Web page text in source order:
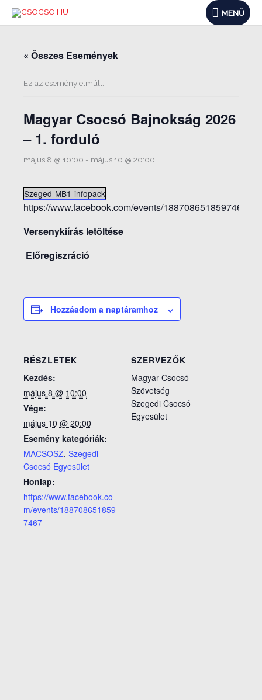
MENÜ
MENÜ
« Összes Események
Ez az esemény elmúlt.
Magyar Csocsó Bajnokság 2026
– 1. forduló
május 8 @ 10:00 - május 10 @ 20:00
Szeged-MB1-infopack
https://www.facebook.com/events/1887086518597467
Versenykiírás letöltése
Előregiszráció
Hozzáadom a naptáramhoz
RÉSZLETEK
Kezdés:
május 8 @ 10:00
Vége:
május 10 @ 20:00
Esemény kategóriák:
MACSOSZ, Szegedi
Csocsó Egyesület
Honlap:
https://www.facebook.co
m/events/188708651859
7467
SZERVEZŐK
Magyar Csocsó
Szövetség
Szegedi Csocsó
Egyesület